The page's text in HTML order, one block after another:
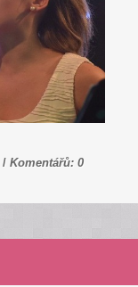
/ Komentářů: 0